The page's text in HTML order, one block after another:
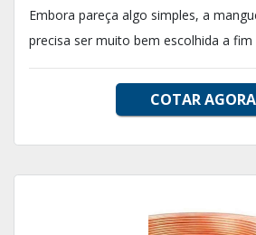
Embora pareça algo simples, a
precisa ser muito bem escolhida a fim
COTAR AGORA